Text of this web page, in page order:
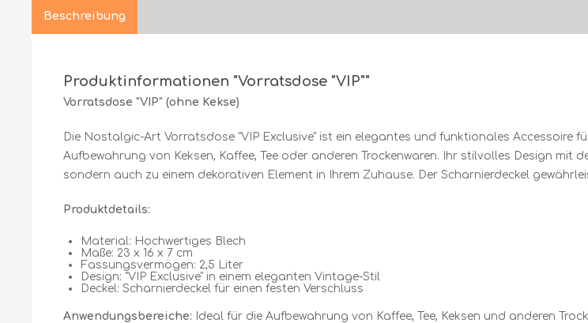
Beschreibung
Produktinformationen "Vorratsdose "VIP""
Vorratsdose "VIP" (ohne Kekse)
Die Nostalgic-Art Vorratsdose "VIP Exclusive" ist ein elegantes und funktionales Accessoire
Aufbewahrung von Keksen, Kaffee, Tee oder anderen Trockenwaren. Ihr stilvolles Design mit
sondern auch zu einem dekorativen Element in Ihrem Zuhause. Der Scharnierdeckel
Produktdetails:
Material: Hochwertiges Blech
Maße: 23 x 16 x 7 cm
Fassungsvermögen: 2,5 Liter
Design: "VIP Exclusive" in einem eleganten Vintage-Stil
Deckel: Scharnierdeckel für einen festen Verschluss
Anwendungsbereiche: Ideal für die Aufbewahrung von Kaffee, Tee, Keksen und anderen